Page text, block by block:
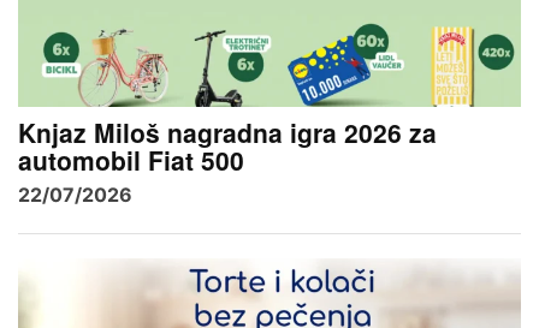
Knjaz Miloš nagradna igra 2026 za
automobil Fiat 500
22/07/2026